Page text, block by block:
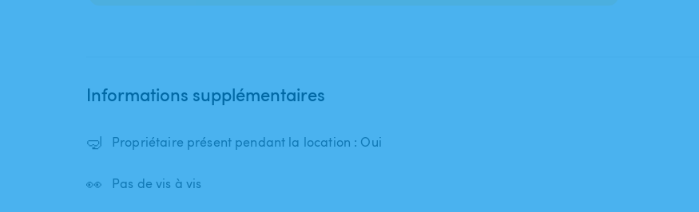
Informations supplémentaires
🤿 Propriétaire présent pendant la location : Oui
👀 Pas de vis à vis